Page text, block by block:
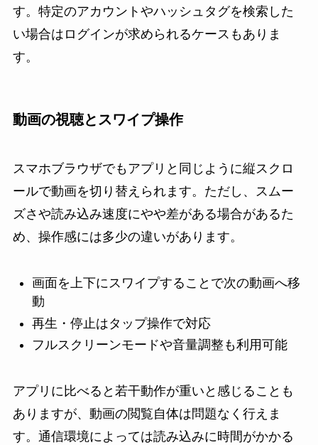
す。特定のアカウントやハッシュタグを検索した
い場合はログインが求められるケースもありま
す。
動画の視聴とスワイプ操作
スマホブラウザでもアプリと同じように縦スクロ
ールで動画を切り替えられます。ただし、スムー
ズさや読み込み速度にやや差がある場合があるた
め、操作感には多少の違いがあります。
画面を上下にスワイプすることで次の動画へ移
動
再生・停止はタップ操作で対応
フルスクリーンモードや音量調整も利用可能
アプリに比べると若干動作が重いと感じることも
ありますが、動画の閲覧自体は問題なく行えま
す。通信環境によっては読み込みに時間がかかる